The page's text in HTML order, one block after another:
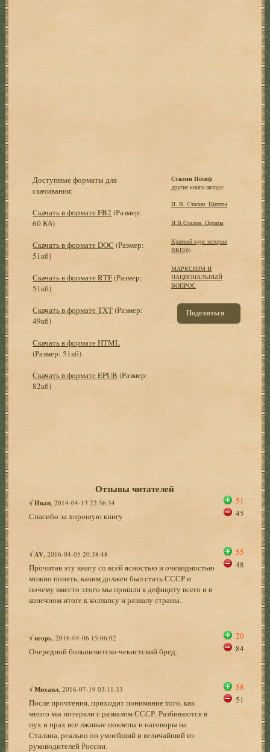
Доступные форматы для
скачивания:
Скачать в формате FB2 (Размер:
60 Кб)
Скачать в формате DOC (Размер:
51кб)
Скачать в формате RTF(Размер:
51кб)
Скачать в формате TXT(Размер:
49кб)
Скачать в формате HTML
(Размер: 51кб)
Скачать в формате EPUB (Размер:
82кб)
Сталин Иосиф
другие книги автора:
И. В. Сталин. Цитаты
И.В.Сталин. Цитаты
Краткий курс истории
ВКП(б)
МАРКСИЗМ И
НАЦИОНАЛЬНЫЙ
ВОПРОС
Поделиться
Отзывы читателей
√Иван , 2014-04-13 22:56:34
Спасибо за хорошую книгу
51
45
√ AV , 2016-04-05 20:38:48
Прочитав эту книгу со всей ясностью и очевидностью
можно понять, каким должен был стать СССР и
почему вместо этого мы пришли к дефициту всего и в
конечном итоге к коллапсу и развалу страны.
55
48
√игорь , 2016-04-06 15:06:02
Очередной большевитско-чекистский бред.
20
84
√Михаил , 2016-07-19 03:11:33
После прочтения, приходит понимание того, как
много мы потеряли с развалом СССР. Разбиваются в
пух и прах все лживые поклепы и наговоры на
Сталина, реально он умнейший и величайший из
руководителей России.
58
51